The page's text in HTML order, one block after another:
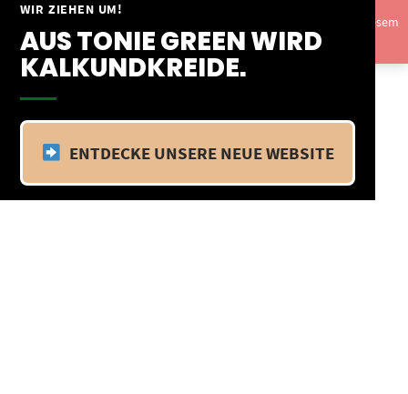
WIR ZIEHEN UM!
AUS TONIE GREEN WIRD
KALKUNDKREIDE.
ENTDECKE UNSERE NEUE WEBSITE
Springe
Inhalt
Vom 09.04.25 - 20.04.25 befinden wir uns im Betriebsurlaub. In diesem
Zeitraum findet kein Versand statt.Ausblenden